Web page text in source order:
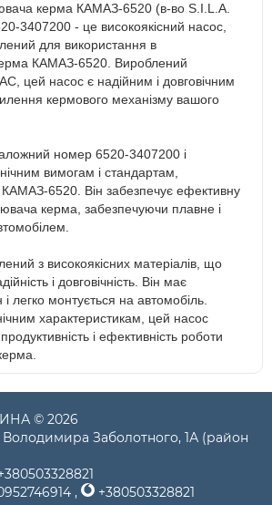
керма КАМАЗ-6520 (в-во S.I.L.A.
3407200 - це високоякісний насос,
для використання в
КАМАЗ-6520. Вироблений
цей насос є надійним і довговічним
кермового механізму вашого
номер 6520-3407200 і
вимогам і стандартам,
6520. Він забезпечує ефективну
керма, забезпечуючи плавне і
з високоякісних матеріалів, що
і довговічність. Він має
легко монтується на автомобіль.
характеристикам, цей насос
і ефективність роботи
© 2026
Володимира Заболотного, 1А (район
,
+380503328821